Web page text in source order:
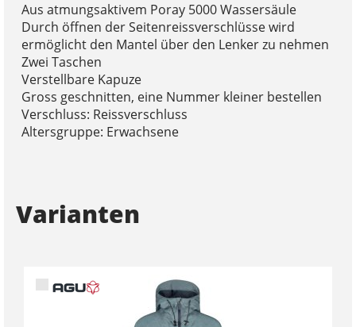
Aus atmungsaktivem Poray 5000 Wassersäule
Durch öffnen der Seitenreissverschlüsse wird
ermöglicht den Mantel über den Lenker zu nehmen
Zwei Taschen
Verstellbare Kapuze
Gross geschnitten, eine Nummer kleiner bestellen
Verschluss: Reissverschluss
Altersgruppe: Erwachsene
Varianten